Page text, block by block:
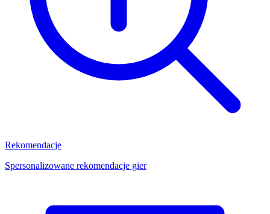
Rekomendacje
Spersonalizowane rekomendacje gier